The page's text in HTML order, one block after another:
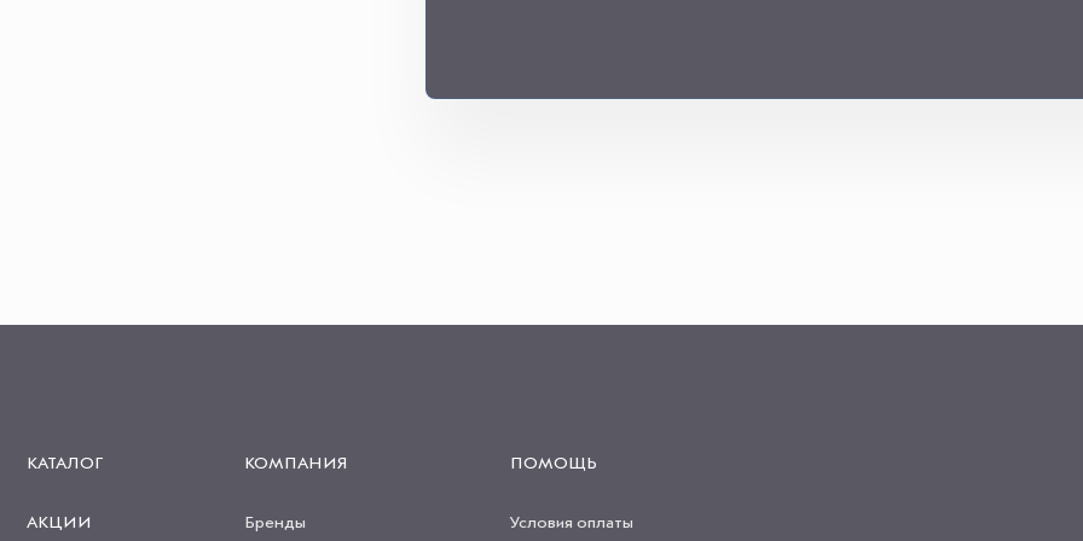
КАТАЛОГ
АКЦИИ
КОМПАНИЯ
Бренды
ПОМОЩЬ
Условия оплаты